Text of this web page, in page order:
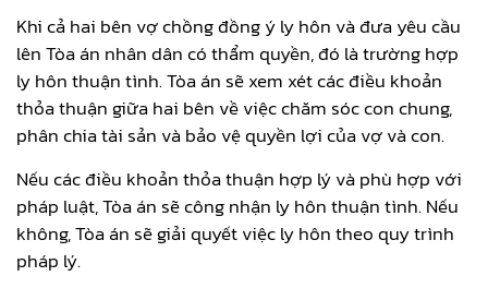
Khi cả hai bên vợ chồng đồng ý ly hôn và đưa yêu cầu
lên Tòa án nhân dân có thẩm quyền, đó là trường hợp
ly hôn thuận tình. Tòa án sẽ xem xét các điều khoản
thỏa thuận giữa hai bên về việc chăm sóc con chung,
phân chia tài sản và bảo vệ quyền lợi của vợ và con.
Nếu các điều khoản thỏa thuận hợp lý và phù hợp với
pháp luật, Tòa án sẽ công nhận ly hôn thuận tình. Nếu
không, Tòa án sẽ giải quyết việc ly hôn theo quy trình
pháp lý.